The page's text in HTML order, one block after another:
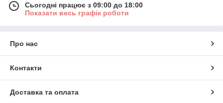
Сьогодні працює з 09:00 до 18:00
Показати весь графік роботи
Про нас
Контакти
Доставка та оплата